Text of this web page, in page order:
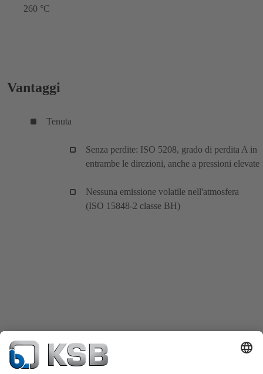
260 °C
Vantaggi
Tenuta
Senza perdite: ISO 5208, grado di perdita A in
entrambe le direzioni, anche a pressioni elevate
Nessuna emissione volatile nell'atmosfera
(ISO 15848-2 classe BH)